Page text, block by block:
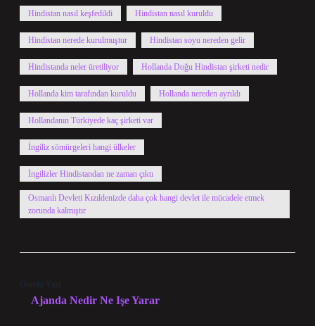
Hindistan nasıl keşfedildi Hindistan nasıl kuruldu
Hindistan nerede kurulmuştur Hindistan soyu nereden gelir
Hindistanda neler üretiliyor Hollanda Doğu Hindistan şirketi nedir
Hollanda kim tarafından kuruldu Hollanda nereden ayrıldı
Hollandanın Türkiyede kaç şirketi var
İngiliz sömürgeleri hangi ülkeler
İngilizler Hindistandan ne zaman çıktı
Osmanlı Devleti Kızıldenizde daha çok hangi devlet ile mücadele etmek
zorunda kalmıştır
Önceki Yazı
Ajanda Nedir Ne Işe Yarar